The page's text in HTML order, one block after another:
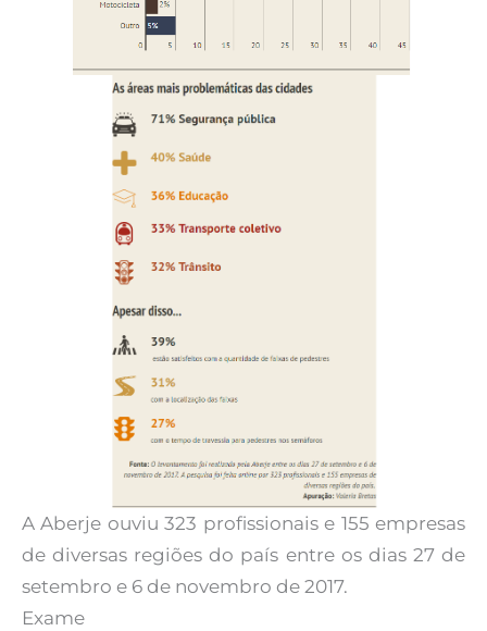
A Aberje ouviu 323 profissionais e 155 empresas
de diversas regiões do país entre os dias 27 de
setembro e 6 de novembro de 2017.
Exame